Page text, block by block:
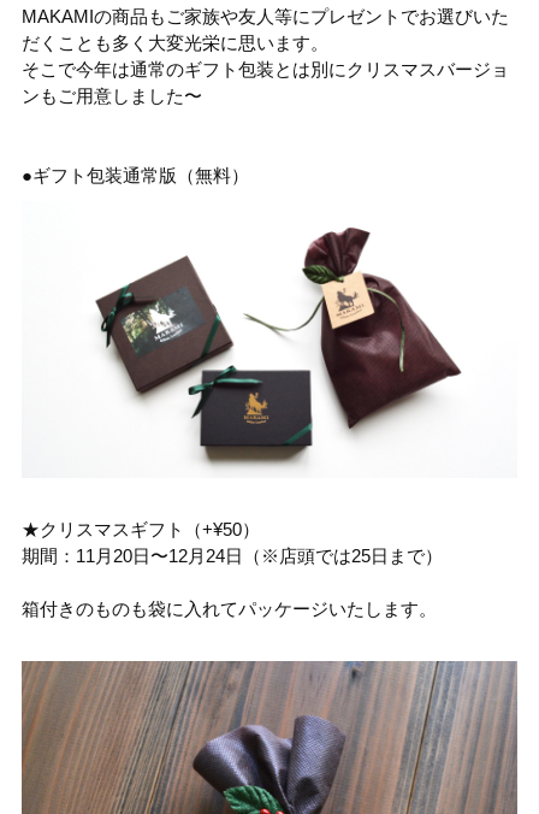
MAKAMIの商品もご家族や友人等にプレゼントでお選びいた
だくことも多く大変光栄に思います。
そこで今年は通常のギフト包装とは別にクリスマスバージョ
ンもご用意しました〜
●ギフト包装通常版（無料）
★クリスマスギフト（+¥50）
期間：11月20日〜12月24日（※店頭では25日まで）
箱付きのものも袋に入れてパッケージいたします。